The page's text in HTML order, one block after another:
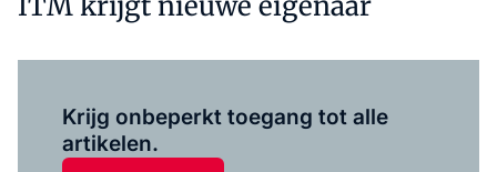
Krijg onbeperkt toegang tot alle
artikelen.